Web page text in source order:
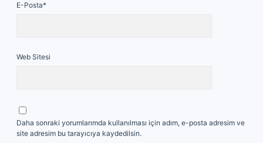
E-Posta*
Web Sitesi
Daha sonraki yorumlarımda kullanılması için adım, e-posta adresim ve
site adresim bu tarayıcıya kaydedilsin.